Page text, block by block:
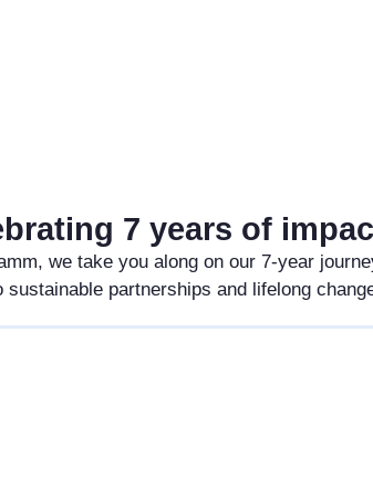
7 years of
we take you along on our 7-year
partnerships and lifelong